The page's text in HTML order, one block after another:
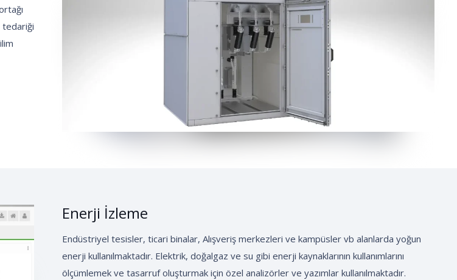
tedariği
Enerji İzleme
Endüstriyel tesisler, ticari binalar, Alışveriş merkezleri ve kampüsler vb alanlarda yoğun
enerji kullanılmaktadır. Elektrik, doğalgaz ve su gibi enerji kaynaklarının kullanımlarını
ölçümlemek ve tasarruf oluşturmak için özel analizörler ve yazımlar kullanılmaktadır.